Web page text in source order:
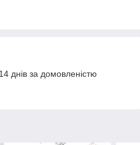
днів за домовленістю